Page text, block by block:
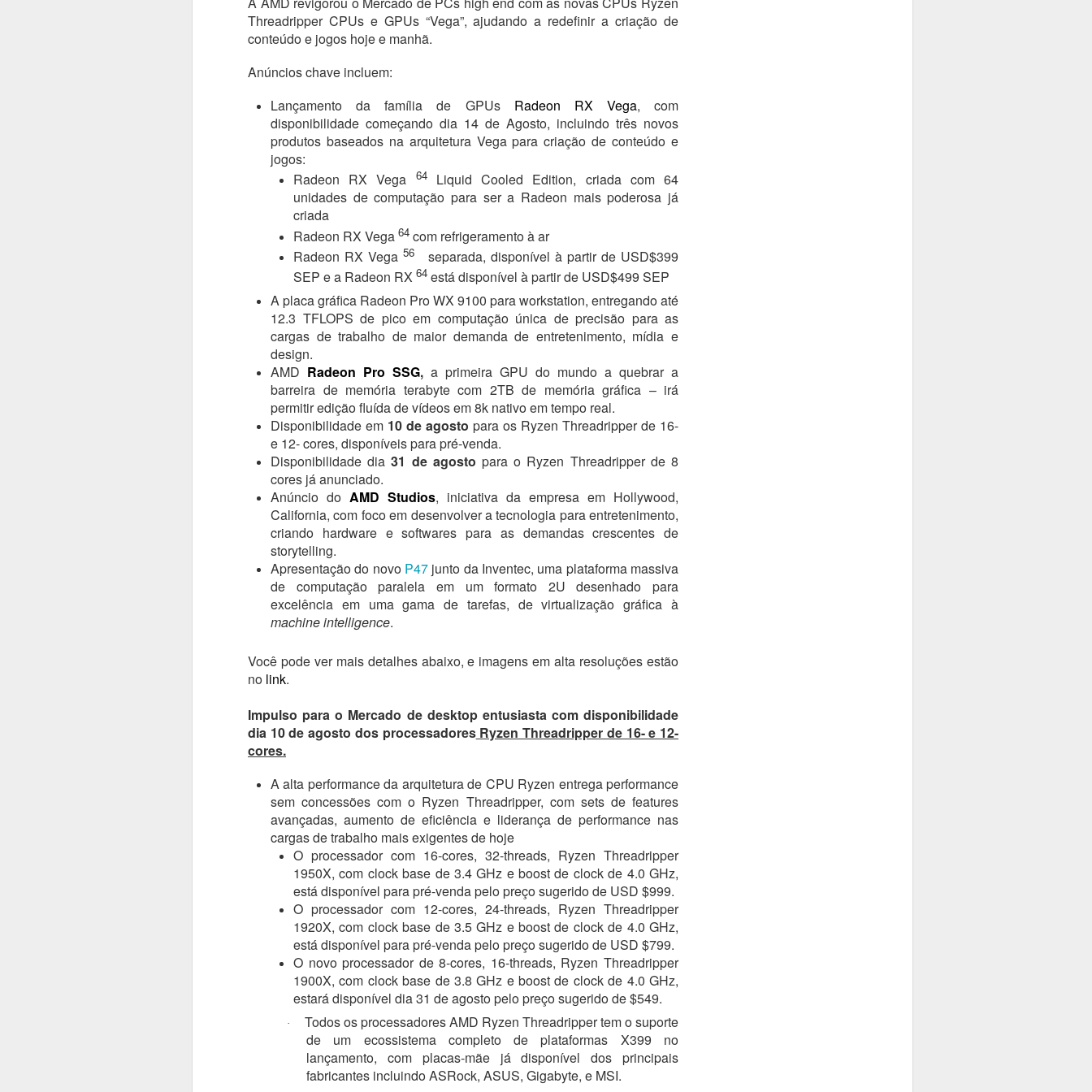
Threadripper CPUs e GPUs “Vega”, ajudando a redefinir a criação de
conteúdo e jogos hoje e manhã.
Anúncios chave incluem:
Lançamento da família de GPUs Radeon RX Vega, com
disponibilidade começando dia 14 de Agosto, incluindo três novos
produtos baseados na arquitetura Vega para criação de conteúdo e
jogos:
Radeon RX Vega
64Liquid Cooled Edition, criada com 64
unidades de computação para ser a Radeon mais poderosa já
criada
Radeon RX Vega 64 com refrigeramento à ar
Radeon RX Vega 56 separada, disponível à partir de USD$399
SEP e a Radeon RX 64 está disponível à partir de USD$499 SEP
A placa gráfica Radeon Pro WX 9100 para workstation, entregando até
12.3 TFLOPS de pico em computação única de precisão para as
cargas de trabalho de maior demanda de entretenimento, mídia e
design.
AMD Radeon Pro SSG, a primeira GPU do mundo a quebrar a
barreira de memória terabyte com 2TB de memória gráfica – irá
permitir edição fluída de vídeos em 8k nativo em tempo real.
Disponibilidade em 10 de agosto para os Ryzen Threadripper de 16-
e 12- cores, disponíveis para pré-venda.
Disponibilidade dia31 de agostopara o Ryzen Threadripper de 8
cores já anunciado.
Anúncio do AMD Studios, iniciativa da empresa em Hollywood,
California, com foco em desenvolver a tecnologia para entretenimento,
criando hardware e softwares para as demandas crescentes de
storytelling.
Apresentação do novo P47 junto da Inventec, uma plataforma massiva
de computação paralela em um formato 2U desenhado para
excelência em uma gama de tarefas, de virtualização gráfica à
machine intelligence.
Você pode ver mais detalhes abaixo, e imagens em alta resoluções estão
no link.
Impulso para o Mercado de desktop entusiasta com disponibilidade
dia 10 de agosto dos processadoresRyzen Threadripper de 16- e 12-
cores.
A alta performance da arquitetura de CPU Ryzen entrega performance
sem concessões com o Ryzen Threadripper, com sets de features
avançadas, aumento de eficiência e liderança de performance nas
cargas de trabalho mais exigentes de hoje
O processador com 16-cores, 32-threads, Ryzen Threadripper
1950X, com clock base de 3.4 GHz e boost de clock de 4.0 GHz,
está disponível para pré-venda pelo preço sugerido de USD $999.
O processador com 12-cores, 24-threads, Ryzen Threadripper
1920X, com clock base de 3.5 GHz e boost de clock de 4.0 GHz,
está disponível para pré-venda pelo preço sugerido de USD $799.
O novo processador de 8-cores, 16-threads, Ryzen Threadripper
1900X, com clock base de 3.8 GHz e boost de clock de 4.0 GHz,
estará disponível dia 31 de agosto pelo preço sugerido de $549.
·
Todos os processadores AMD Ryzen Threadripper tem o suporte
de um ecossistema completo de plataformas X399 no
lançamento, com placas-mãe já disponível dos principais
fabricantes incluindo ASRock, ASUS, Gigabyte, e MSI.